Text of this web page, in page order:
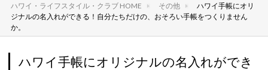
ハワイ・ライフスタイル・クラブ HOME その他
ハワイ手帳にオリ
ジナルの名入れができる！自分たちだけの、おそろい手帳をつくりません
か。
ハワイ手帳にオリジナルの名入れができ